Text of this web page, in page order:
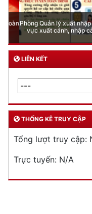
Phòng Quản lý xuất nhập
vực xuất cảnh, nhập
LIÊN KẾT
THỐNG KÊ TRUY CẬP
Tổng lượt truy cập:
Trực tuyến: N/A